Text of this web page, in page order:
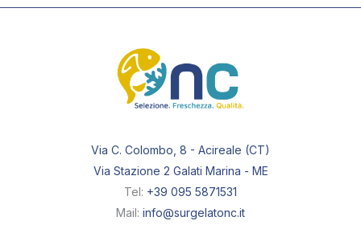
Via C. Colombo, 8 - Acireale (CT)
Via Stazione 2 Galati Marina - ME
Tel: +39 095 5871531
Mail: info@surgelatonc.it